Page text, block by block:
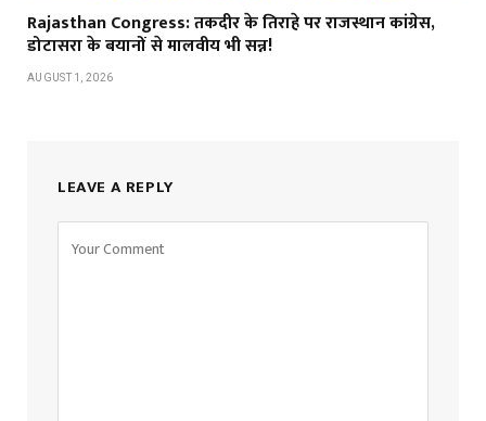
Rajasthan Congress: तकदीर के तिराहे पर राजस्थान कांग्रेस,
डोटासरा के बयानों से मालवीय भी सन्न!
AUGUST 1, 2026
LEAVE A REPLY